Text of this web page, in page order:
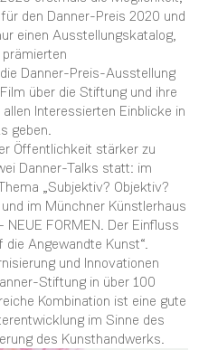
den Danner-Preis 2020 und
einen Ausstellungskatalog,
Danner-Preis-Ausstellung
über die Stiftung und ihre
Interessierten Einblicke in
geben.
Öffentlichkeit stärker zu
Danner-Talks statt: im
„Subjektiv? Objektiv?
im Münchner Künstlerhaus
NEUE FORMEN. Der Einﬂuss
Angewandte Kunst“.
und Innovationen
Stiftung in über 100
Kombination ist eine gute
im Sinne des
des Kunsthandwerks.